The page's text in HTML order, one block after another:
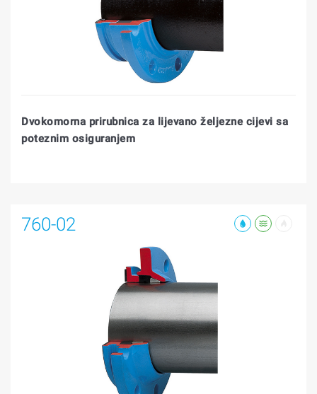
Dvokomorna prirubnica za lijevano željezne cijevi sa
poteznim osiguranjem
760-02